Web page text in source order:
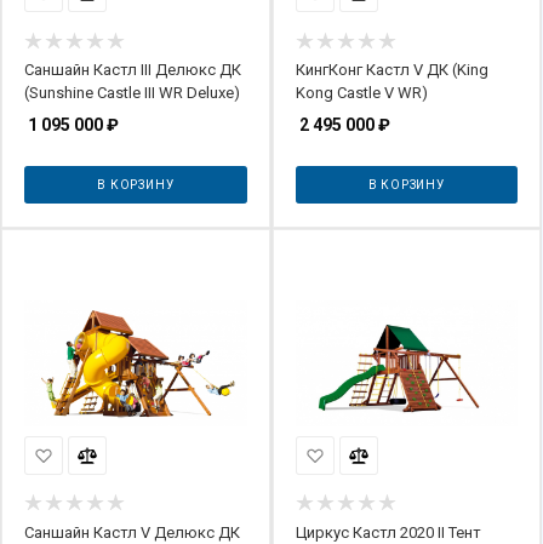
Саншайн Кастл III Делюкс ДК
(Sunshine Castle III WR Deluxe)
1 095 000₽
В КОРЗИНУ
КингКонг Кастл V ДК (King
Kong Castle V WR)
2 495 000₽
В КОРЗИНУ
Саншайн Кастл V Делюкс ДК
Циркус Кастл 2020 II Тент